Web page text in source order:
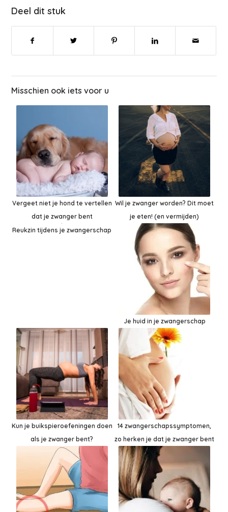
Deel dit stuk
Misschien ook iets voor u
Vergeet niet je hond te vertellen
dat je zwanger bent
Wil je zwanger worden? Dit moet
je eten! (en vermijden)
Reukzin tijdens je zwangerschap
Je huid in je zwangerschap
Kun je buikspieroefeningen doen
als je zwanger bent?
14 zwangerschapssymptomen,
zo herken je dat je zwanger bent